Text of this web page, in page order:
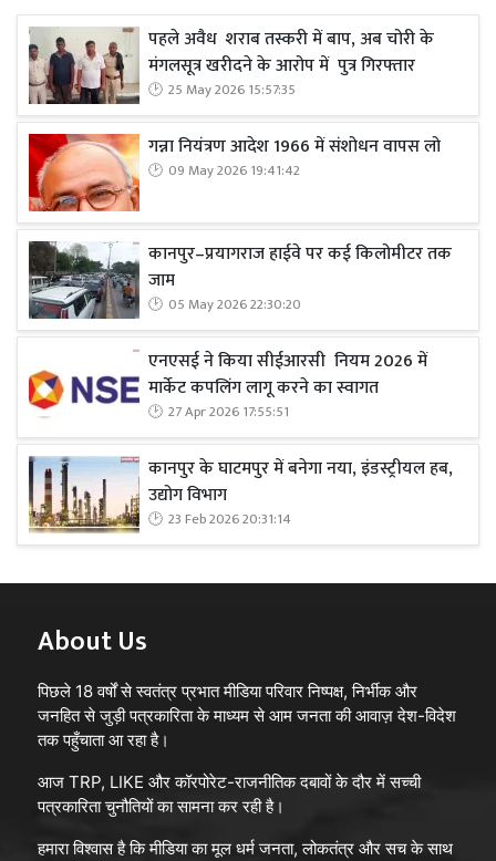
पहले अवैध शराब तस्करी में बाप, अब चोरी के
मंगलसूत्र खरीदने के आरोप में पुत्र गिरफ्तार
25 May 2026 15:57:35
गन्ना नियंत्रण आदेश 1966 में संशोधन वापस लो
09 May 2026 19:41:42
कानपुर–प्रयागराज हाईवे पर कई किलोमीटर तक
जाम
05 May 2026 22:30:20
एनएसई ने किया सीईआरसी नियम 2026 में
मार्केट कपलिंग लागू करने का स्वागत
27 Apr 2026 17:55:51
कानपुर के घाटमपुर में बनेगा नया, इंडस्ट्रीयल हब,
उद्योग विभाग
23 Feb 2026 20:31:14
About Us
पिछले 18 वर्षों से स्वतंत्र प्रभात मीडिया परिवार निष्पक्ष, निर्भीक और
जनहित से जुड़ी पत्रकारिता के माध्यम से आम जनता की आवाज़ देश-विदेश
तक पहुँचाता आ रहा है।
आज TRP, LIKE और कॉरपोरेट-राजनीतिक दबावों के दौर में सच्ची
पत्रकारिता चुनौतियों का सामना कर रही है।
हमारा विश्वास है कि मीडिया का मूल धर्म जनता, लोकतंत्र और सच के साथ